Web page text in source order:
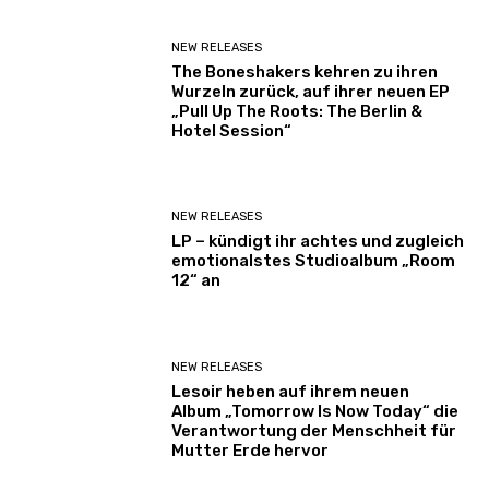
NEW RELEASES
The Boneshakers kehren zu ihren
Wurzeln zurück, auf ihrer neuen EP
„Pull Up The Roots: The Berlin &
Hotel Session“
NEW RELEASES
LP – kündigt ihr achtes und zugleich
emotionalstes Studioalbum „Room
12“ an
NEW RELEASES
Lesoir heben auf ihrem neuen
Album „Tomorrow Is Now Today“ die
Verantwortung der Menschheit für
Mutter Erde hervor